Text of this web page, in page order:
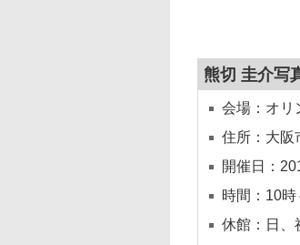
熊切 圭介写
会場：オリ
住所：大阪
開催日：
時間：10時
休館：日、